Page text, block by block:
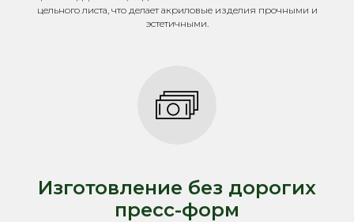
цельного листа, что делает акриловые изделия прочными и
эстетичными.
Изготовление без дорогих
пресс-форм